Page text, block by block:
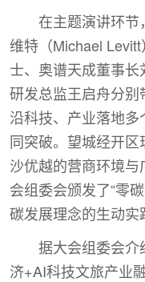
在主题演讲环节
维特（Michael
士、奥谱天成董事长
研发总监王启舟分
沿科技、产业落地多
同突破。望城经开
沙优越的营商环境
会组委会颁发了“零
碳发展理念的生动实
据大会组委会介
济+AI科技文旅产业